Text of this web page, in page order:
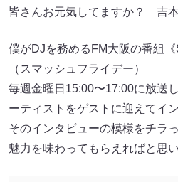
皆さんお元気してますか？ 吉本
僕がDJを務めるFM大阪の番組《
（スマッシュフライデー）
毎週金曜日15:00〜17:00に放送
ーティストをゲストに迎えてイ
そのインタビューの模様をチラ
魅力を味わってもらえればと思い